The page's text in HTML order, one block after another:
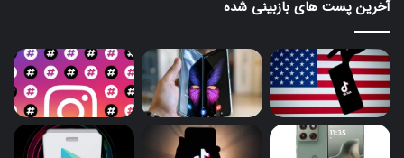
آخرین پست های بازبینی شده